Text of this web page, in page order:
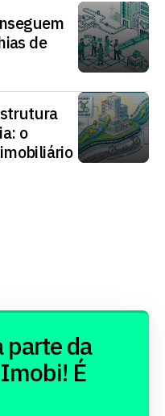
de
o
parte da
É